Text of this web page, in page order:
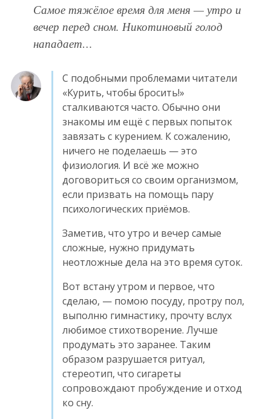
Самое тяжёлое время для меня — утро и
вечер перед сном. Никотиновый голод
нападает…
С подобными проблемами читатели
«Курить, чтобы бросить!»
сталкиваются часто. Обычно они
знакомы им ещё с первых попыток
завязать с курением. К сожалению,
ничего не поделаешь — это
физиология. И всё же можно
договориться со своим организмом,
если призвать на помощь пару
психологических приёмов.
Заметив, что утро и вечер самые
сложные, нужно придумать
неотложные дела на это время суток.
Вот встану утром и первое, что
сделаю, — помою посуду, протру пол,
выполню гимнастику, прочту вслух
любимое стихотворение. Лучше
продумать это заранее. Таким
образом разрушается ритуал,
стереотип, что сигареты
сопровождают пробуждение и отход
ко сну.